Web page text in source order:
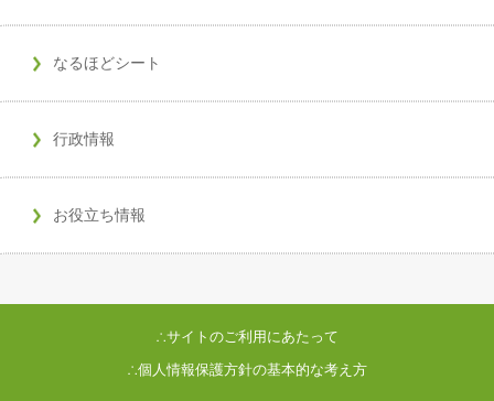
なるほどシート
行政情報
お役立ち情報
∴サイトのご利用にあたって
∴個人情報保護方針の基本的な考え方